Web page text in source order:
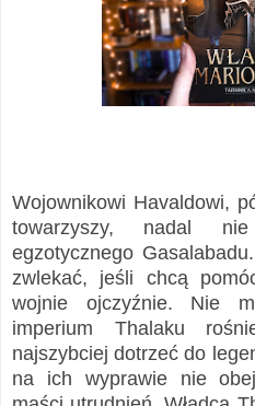
Wojownikowi Havaldowi,
towarzyszy, nadal
egzotycznego
zwlekać, jeśli chcą
wojnie ojczyźnie. Nie
imperium Thalaku
najszybciej dotrzeć do
na ich wyprawie nie